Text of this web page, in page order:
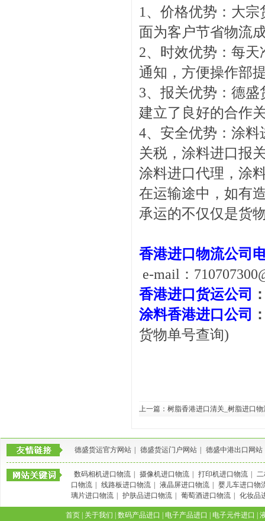
1、价格优势：大
面为客户节省物流
2、时效优势：每
通知，方便操作部
3、报关优势：德
建立了良好的合作
4、安全优势：涂
关税，涂料进口报
涂料进口代理，涂
在运输途中，如有
承运的不仅仅是货
香港进口物流公司
e-mail：
香港进口货运公司
涂料香港进口公司
货物单号查询)
上一篇： 树脂香港进口清关_树脂进口
德盛货运官方网站 德盛货运门户网站 德盛中港出口网站
数码相机进口物流 摄像机进口物流 打印机进口物流
口物流
线路板进口物流 液晶屏进口物流
婴儿车进口物
璃片进口物流
护肤品进口物流 葡萄酒进口物流 化妆品
首页| 关于我们 数码产品进口 电子产品进口 电子元件进口